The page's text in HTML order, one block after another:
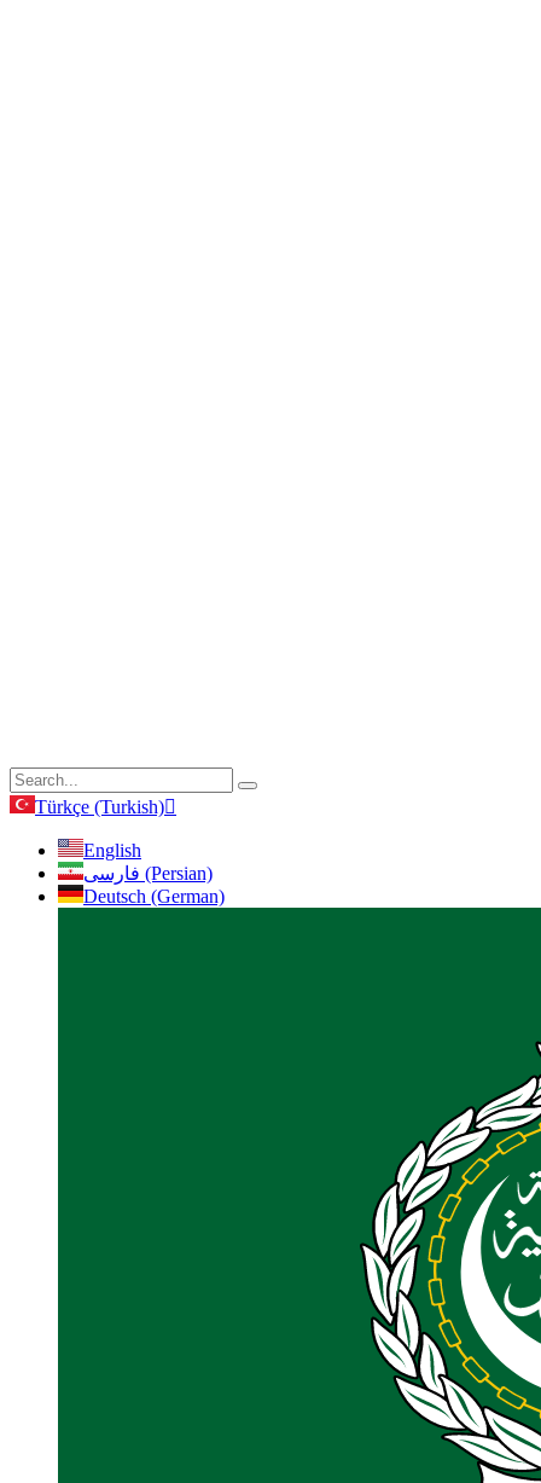
Türkçe (Turkish)
English
فارسی (Persian)
Deutsch (German)